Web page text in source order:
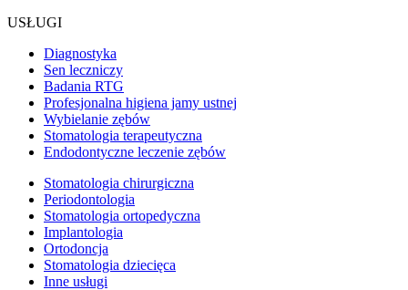
USŁUGI
Diagnostyka
Sen leczniczy
Badania RTG
Profesjonalna higiena jamy ustnej
Wybielanie zębów
Stomatologia terapeutyczna
Endodontyczne leczenie zębów
Stomatologia chirurgiczna
Periodontologia
Stomatologia ortopedyczna
Implantologia
Ortodoncja
Stomatologia dziecięca
Inne usługi